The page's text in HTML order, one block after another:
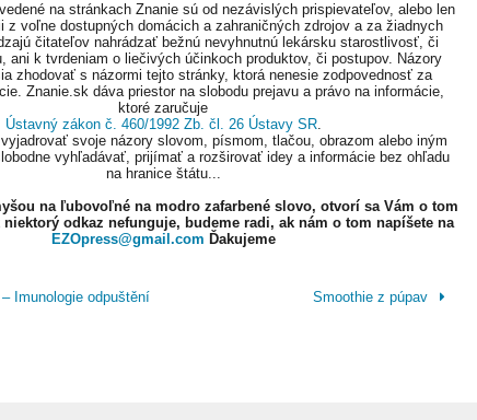
na stránkach Znanie sú od nezávislých prispievateľov, alebo len
z voľne dostupných domácich a zahraničných zdrojov a za žiadnych
čitateľov nahrádzať bežnú nevyhnutnú lekársku starostlivosť, či
ani k tvrdeniam o liečivých účinkoch produktov, či postupov. Názory
zhodovať s názormi tejto stránky, ktorá nenesie zodpovednosť za
Znanie.sk dáva priestor na slobodu prejavu a právo na informácie,
ktoré zaručuje
Ústavný zákon č. 460/1992 Zb. čl. 26 Ústavy SR.
svoje názory slovom, písmom, tlačou, obrazom alebo iným
vyhľadávať, prijímať a rozširovať idey a informácie bez ohľadu
na hranice štátu...
na ľubovoľné na modro zafarbené slovo, otvorí sa Vám o tom
odkaz nefunguje, budeme radi, ak nám o tom napíšete na
EZOpress@gmail.com Ďakujeme
Imunologie odpuštění
Smoothie z púpav